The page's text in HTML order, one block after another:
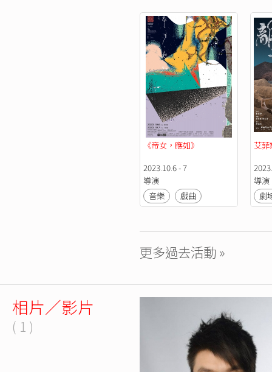
《帝女，應如》
2023.10.6 - 7
導演
音樂
戲曲
艾菲
導演
劇
更多過去活動 »
相片／影片
( 1 )